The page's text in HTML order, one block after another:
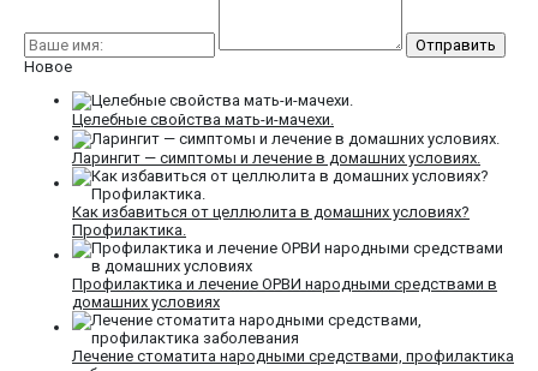
Новое
Целебные свойства мать-и-мачехи.
Ларингит — симптомы и лечение в домашних условиях.
Как избавиться от целлюлита в домашних условиях?
Профилактика.
Профилактика и лечение ОРВИ народными средствами в
домашних условиях
Лечение стоматита народными средствами, профилактика